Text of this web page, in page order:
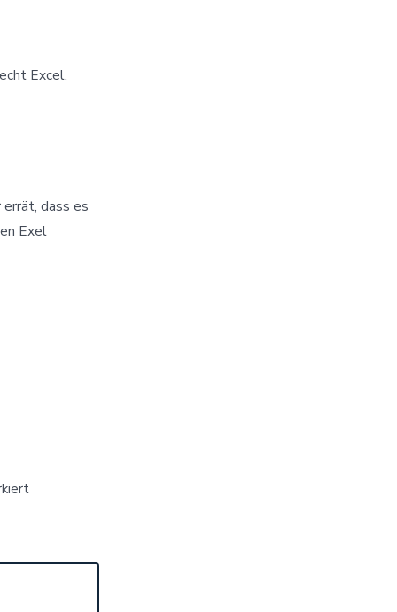
Excel,
dass es
Exel